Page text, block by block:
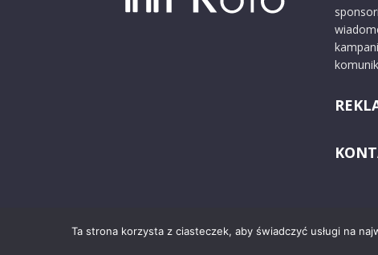
© 2024 PRoto.pl
Ta strona korzysta z ciasteczek, aby świadczyć usługi na